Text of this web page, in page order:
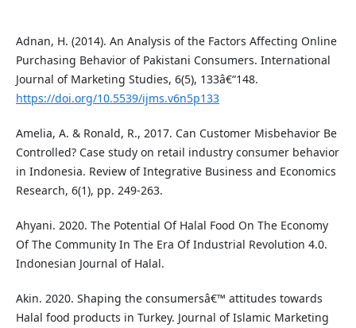
Adnan, H. (2014). An Analysis of the Factors Affecting Online
Purchasing Behavior of Pakistani Consumers. International
Journal of Marketing Studies, 6(5), 133â€“148.
https://doi.org/10.5539/ijms.v6n5p133
Amelia, A. & Ronald, R., 2017. Can Customer Misbehavior Be
Controlled? Case study on retail industry consumer behavior
in Indonesia. Review of Integrative Business and Economics
Research, 6(1), pp. 249-263.
Ahyani. 2020. The Potential Of Halal Food On The Economy
Of The Community In The Era Of Industrial Revolution 4.0.
Indonesian Journal of Halal.
Akin. 2020. Shaping the consumersâ€™ attitudes towards
Halal food products in Turkey. Journal of Islamic Marketing